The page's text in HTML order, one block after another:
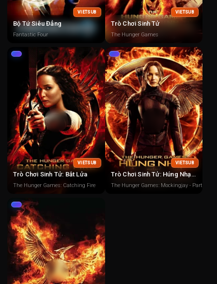
VIETSUB
Bộ Tứ Siêu Đẳng
Fantastic Four
VIETSUB
Trò Chơi Sinh Tử
The Hunger Games
VIETSUB
Trò Chơi Sinh Tử: Bắt Lửa
The Hunger Games: Catching Fire
VIETSUB
Trò Chơi Sinh Tử: Húng Nhại: Phần 1
The Hunger Games: Mockingjay - Part 1